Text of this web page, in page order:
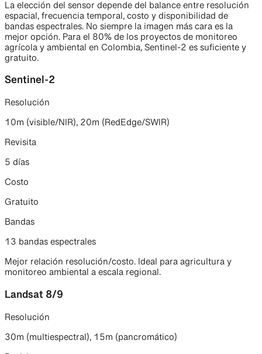
La elección del sensor depende del balance entre resolución
espacial, frecuencia temporal, costo y disponibilidad de
bandas espectrales. No siempre la imagen más cara es la
mejor opción. Para el 80% de los proyectos de monitoreo
agrícola y ambiental en Colombia, Sentinel-2 es suficiente y
gratuito.
Sentinel-2
Resolución
10m (visible/NIR), 20m (RedEdge/SWIR)
Revisita
5 días
Costo
Gratuito
Bandas
13 bandas espectrales
Mejor relación resolución/costo. Ideal para agricultura y
monitoreo ambiental a escala regional.
Landsat 8/9
Resolución
30m (multiespectral), 15m (pancromático)